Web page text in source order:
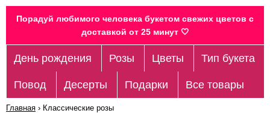
Порадуй любимого человека букетом свежих цветов c
доставкой от 25 минут 🤍
День рождения Розы Цветы Тип букета
Повод Десерты Подарки Все товары
Главная › Классические розы